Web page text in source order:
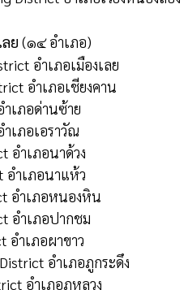
ย (๑๔ อำเภอ)
อำเภอเมืองเลย
อำเภอเชียงคาน
เภอด่านซ้าย
เภอเอราวัณ
อำเภอนาด้วง
อำเภอนาแห้ว
อำเภอหนองหิน
อำเภอปากชม
อำเภอผาขาว
อำเภอภูกระดึง
อำเภอภูหลวง